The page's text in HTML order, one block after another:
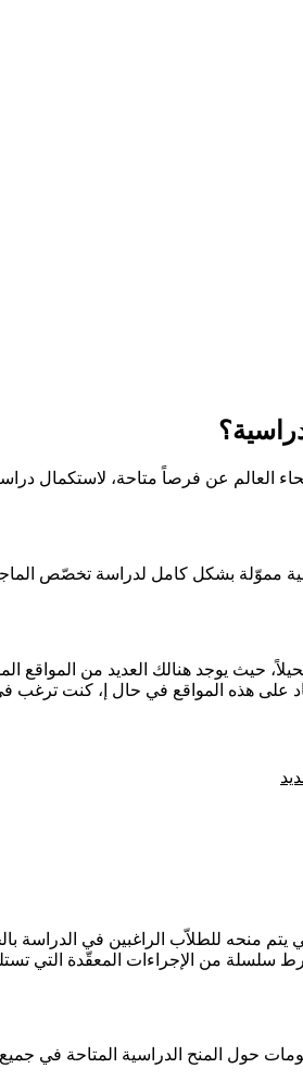
العالم عن فرصاً متاحة، لاستكمال
مموّلة بشكل كامل لدراسة تخصّص
حيث يوجد هنالك العديد من
على هذه المواقع في حال إ، كنت ترغب
يتم منحه للطلاّب الراغبين في
سلسلة من الإجراءات المعقّدة التي
حول المنح الدراسية المتاحة في